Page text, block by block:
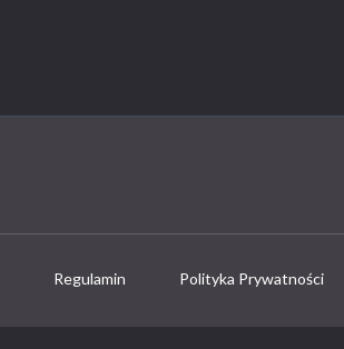
Regulamin Polityka Prywatności